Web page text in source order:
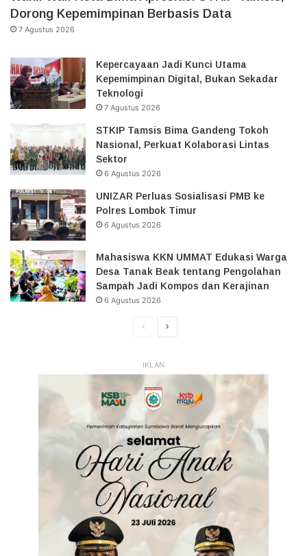
Dorong Kepemimpinan Berbasis Data
7 Agustus 2026
Kepercayaan Jadi Kunci Utama
Kepemimpinan Digital, Bukan Sekadar
Teknologi
7 Agustus 2026
STKIP Tamsis Bima Gandeng Tokoh
Nasional, Perkuat Kolaborasi Lintas
Sektor
6 Agustus 2026
UNIZAR Perluas Sosialisasi PMB ke
Polres Lombok Timur
6 Agustus 2026
Mahasiswa KKN UMMAT Edukasi Warga
Desa Tanak Beak tentang Pengolahan
Sampah Jadi Kompos dan Kerajinan
6 Agustus 2026
HalamanHalaman
IKLAN